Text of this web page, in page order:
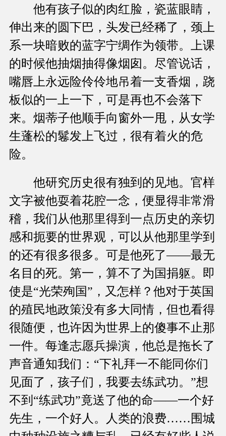
他有孩子似的肉红脸，瓷蓝眼睛，
伸出来的圆下巴，头发已经稀了，颈上
系一块暗败的蓝字宁绸作为领带。上课
的时候他抽烟抽得像烟囱。尽管说话，
嘴唇上永远险伶伶地吊着一支香烟，跷
板似的一上一下，可是再也不会落下
来。烟蒂子他顺手向窗外一甩，从女学
生蓬松的鬈发上飞过，很有着火的危
险。
他研究历史很有独到的见地。官样
文字被他耍着花腔一念，便显得非常滑
稽，我们从他那里得到一点历史的亲切
感和扼要的世界观，可以从他那里学到
的还有很多很多。可是他死了——最无
名目的死。第一，算不了为国捐躯。即
使是“光荣殉国”，又怎样？他对于英国
的殖民地政策没有多大同情，但也看得
很随便，也许因为世界上的傻事不止那
一件。每逢志愿兵操演，他总是拖长了
声音通知我们：“下礼拜一不能同你们
见面了，孩子们，我要去练武功。”想
不到“练武功”竟送了他的命——一个好
先生，一个好人。人类的浪费……围城